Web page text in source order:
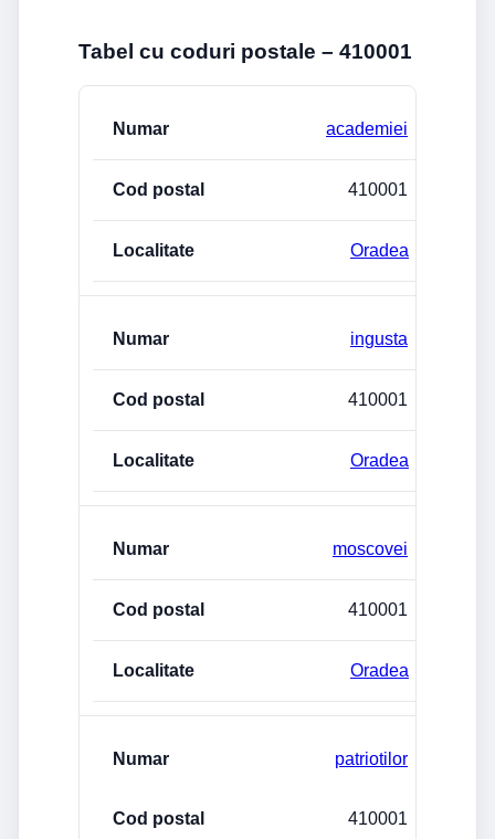
Tabel cu coduri postale – 410001
academiei
410001
Oradea
ingusta
410001
Oradea
moscovei
410001
Oradea
patriotilor
410001